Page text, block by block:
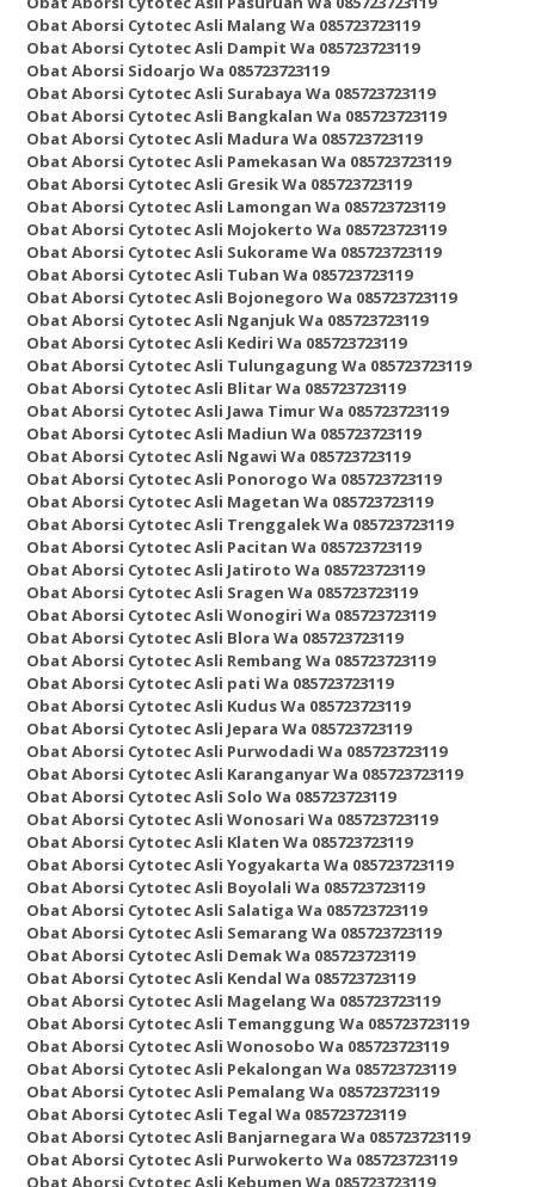
Obat Aborsi Cytotec Asli Malang Wa 085723723119
Obat Aborsi Cytotec Asli Dampit Wa 085723723119
Obat Aborsi Sidoarjo Wa 085723723119
Obat Aborsi Cytotec Asli Surabaya Wa 085723723119
Obat Aborsi Cytotec Asli Bangkalan Wa 085723723119
Obat Aborsi Cytotec Asli Madura Wa 085723723119
Obat Aborsi Cytotec Asli Pamekasan Wa 085723723119
Obat Aborsi Cytotec Asli Gresik Wa 085723723119
Obat Aborsi Cytotec Asli Lamongan Wa 085723723119
Obat Aborsi Cytotec Asli Mojokerto Wa 085723723119
Obat Aborsi Cytotec Asli Sukorame Wa 085723723119
Obat Aborsi Cytotec Asli Tuban Wa 085723723119
Obat Aborsi Cytotec Asli Bojonegoro Wa 085723723119
Obat Aborsi Cytotec Asli Nganjuk Wa 085723723119
Obat Aborsi Cytotec Asli Kediri Wa 085723723119
Obat Aborsi Cytotec Asli Tulungagung Wa 085723723119
Obat Aborsi Cytotec Asli Blitar Wa 085723723119
Obat Aborsi Cytotec Asli Jawa Timur Wa 085723723119
Obat Aborsi Cytotec Asli Madiun Wa 085723723119
Obat Aborsi Cytotec Asli Ngawi Wa 085723723119
Obat Aborsi Cytotec Asli Ponorogo Wa 085723723119
Obat Aborsi Cytotec Asli Magetan Wa 085723723119
Obat Aborsi Cytotec Asli Trenggalek Wa 085723723119
Obat Aborsi Cytotec Asli Pacitan Wa 085723723119
Obat Aborsi Cytotec Asli Jatiroto Wa 085723723119
Obat Aborsi Cytotec Asli Sragen Wa 085723723119
Obat Aborsi Cytotec Asli Wonogiri Wa 085723723119
Obat Aborsi Cytotec Asli Blora Wa 085723723119
Obat Aborsi Cytotec Asli Rembang Wa 085723723119
Obat Aborsi Cytotec Asli pati Wa 085723723119
Obat Aborsi Cytotec Asli Kudus Wa 085723723119
Obat Aborsi Cytotec Asli Jepara Wa 085723723119
Obat Aborsi Cytotec Asli Purwodadi Wa 085723723119
Obat Aborsi Cytotec Asli Karanganyar Wa 085723723119
Obat Aborsi Cytotec Asli Solo Wa 085723723119
Obat Aborsi Cytotec Asli Wonosari Wa 085723723119
Obat Aborsi Cytotec Asli Klaten Wa 085723723119
Obat Aborsi Cytotec Asli Yogyakarta Wa 085723723119
Obat Aborsi Cytotec Asli Boyolali Wa 085723723119
Obat Aborsi Cytotec Asli Salatiga Wa 085723723119
Obat Aborsi Cytotec Asli Semarang Wa 085723723119
Obat Aborsi Cytotec Asli Demak Wa 085723723119
Obat Aborsi Cytotec Asli Kendal Wa 085723723119
Obat Aborsi Cytotec Asli Magelang Wa 085723723119
Obat Aborsi Cytotec Asli Temanggung Wa 085723723119
Obat Aborsi Cytotec Asli Wonosobo Wa 085723723119
Obat Aborsi Cytotec Asli Pekalongan Wa 085723723119
Obat Aborsi Cytotec Asli Pemalang Wa 085723723119
Obat Aborsi Cytotec Asli Tegal Wa 085723723119
Obat Aborsi Cytotec Asli Banjarnegara Wa 085723723119
Obat Aborsi Cytotec Asli Purwokerto Wa 085723723119
Obat Aborsi Cytotec Asli Kebumen Wa 085723723119